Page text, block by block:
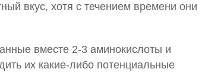
вкус, хотя с течением времени они
вместе 2-3 аминокислоты и
их какие-либо потенциальные